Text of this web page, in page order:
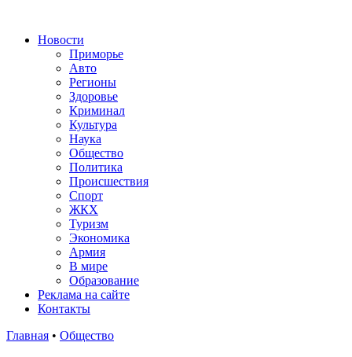
Новости
Приморье
Авто
Регионы
Здоровье
Криминал
Культура
Наука
Общество
Политика
Происшествия
Спорт
ЖКХ
Туризм
Экономика
Армия
В мире
Образование
Реклама на сайте
Контакты
Главная • Общество